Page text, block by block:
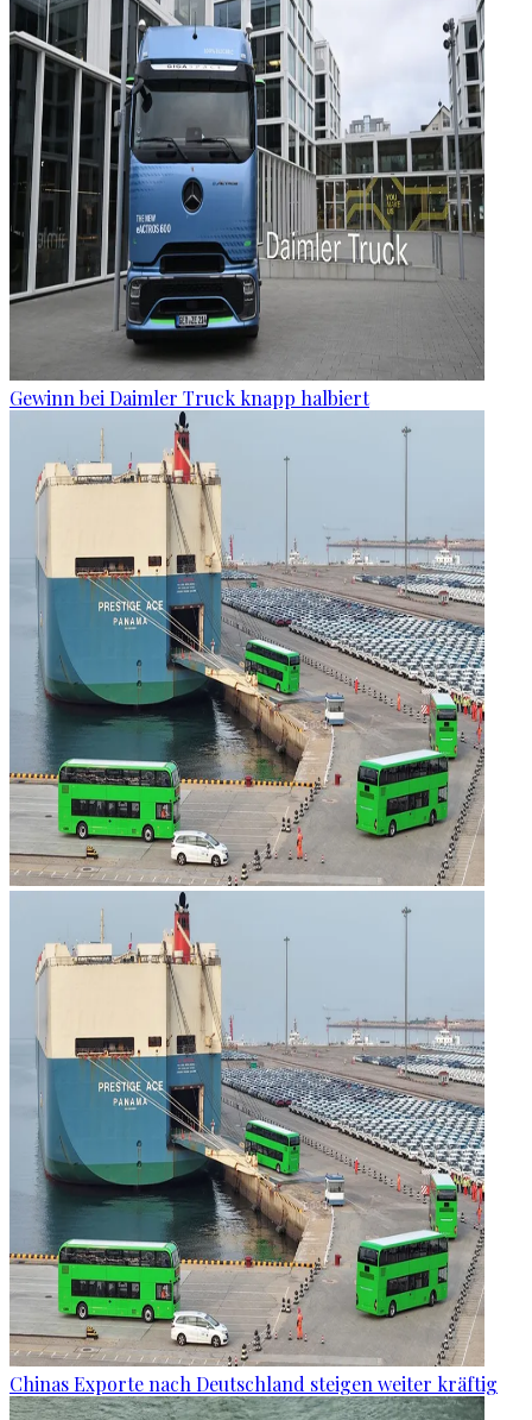
Gewinn bei Daimler Truck knapp halbiert
Chinas Exporte nach Deutschland steigen weiter kräftig